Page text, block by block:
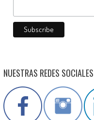
NUESTRAS REDES SOCIALES